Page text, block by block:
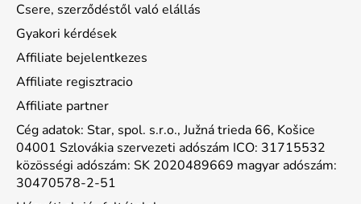
Csere, szerződéstől való elállás
Gyakori kérdések
Affiliate bejelentkezes
Affiliate regisztracio
Affiliate partner
Cég adatok: Star, spol. s.r.o., Južná trieda 66, Košice
04001 Szlovákia szervezeti adószám ICO: 31715532
közösségi adószám: SK 2020489669 magyar adószám:
30470578-2-51